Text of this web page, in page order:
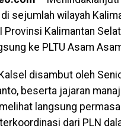
lebih berdampak
saat ini belum
demikian,
masih terbatas,”
sejumlah wilayah
Provinsi Kalimantan
ke PLTU Asam
disambut oleh
beserta jajaran
langsung
dari PLN